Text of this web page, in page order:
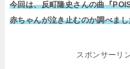
今回は、反町隆史さんの曲『
赤ちゃんが泣き止むのか調べま
スポンサーリ